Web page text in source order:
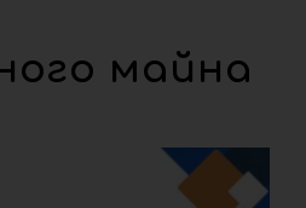
майна